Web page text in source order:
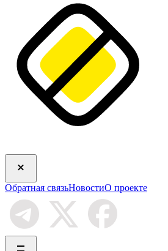
Обратная связьНовостиО проекте